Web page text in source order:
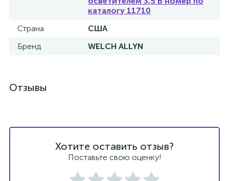
каталогу 11710
Страна
США
Бренд
WELCH ALLYN
Отзывы
Хотите оставить отзыв?
Поставьте свою оценку!